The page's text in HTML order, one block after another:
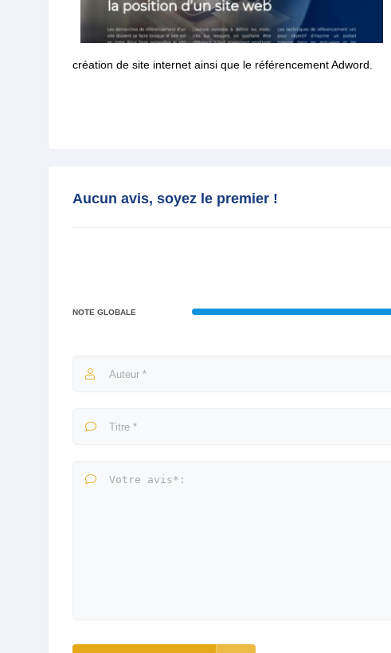
création de site internet ainsi que le référencement Adword.
Aucun avis, soyez le premier !
NOTE GLOBALE